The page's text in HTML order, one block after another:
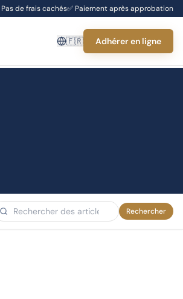
Pas de frais cachés✅ Paiement après approbation
🇫🇷 Adhérer en ligne
Rechercher